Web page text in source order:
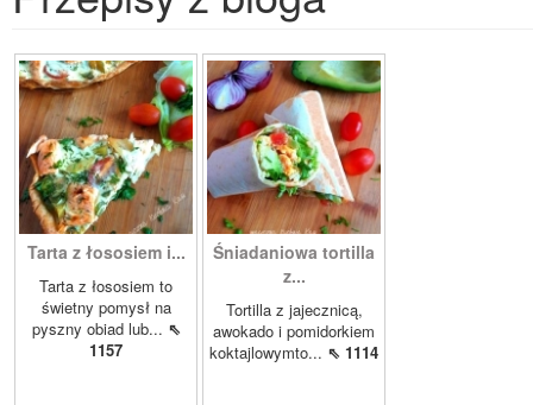
Tarta z łososiem i...
Tarta z łososiem to
świetny pomysł na
pyszny obiad lub... ⇖
1157
Śniadaniowa tortilla
z...
Tortilla z jajecznicą,
awokado i pomidorkiem
koktajlowymto... ⇖ 1114